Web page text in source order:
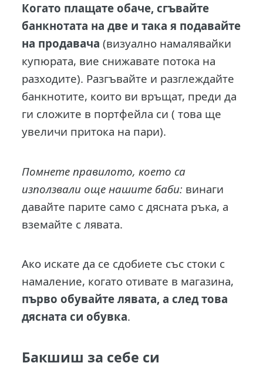
Когато плащате обаче, сгъвайте
банкнотата на две и така я подавайте
на продавача (визуално намалявайки
купюрата, вие снижавате потока на
разходите). Разгъвайте и разглеждайте
банкнотите, които ви връщат, преди да
ги сложите в портфейла си ( това ще
увеличи притока на пари).
Помнете правилото, което са
използвали още нашите баби: винаги
давайте парите само с дясната ръка, а
вземайте с лявата.
Ако искате да се сдобиете със стоки с
намаление, когато отивате в магазина,
първо обувайте лявата, а след това
дясната си обувка.
Бакшиш за себе си